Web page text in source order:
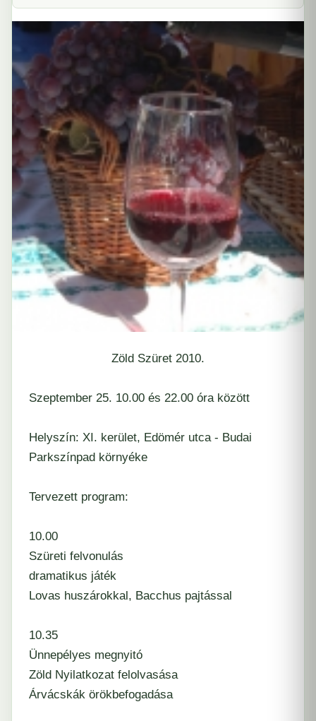
Zöld Szüret 2010.
Szeptember 25. 10.00 és 22.00 óra között
Helyszín: XI. kerület, Edömér utca - Budai
Parkszínpad környéke
Tervezett program:
10.00
Szüreti felvonulás
dramatikus játék
Lovas huszárokkal, Bacchus pajtással
10.35
Ünnepélyes megnyitó
Zöld Nyilatkozat felolvasása
Árvácskák örökbefogadása